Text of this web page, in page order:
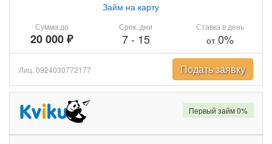
Сумма до
20 000 ₽
Займ на карту
Срок, дни
7- 15
Ставка в день
от0%
Лиц. 0924030772177 Подать заявку
Первый займ 0%